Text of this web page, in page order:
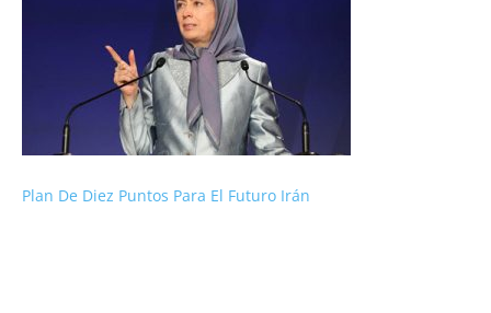
Plan De Diez Puntos Para El Futuro Irán